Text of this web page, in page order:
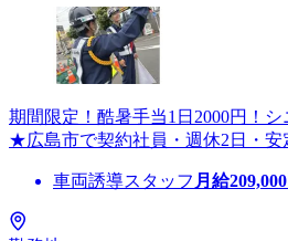
期間限定！酷暑手当1日2000円！
★広島市で契約社員・週休2日・安
車両誘導スタッフ 月給209,000